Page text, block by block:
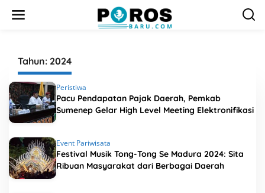
Tahun: 2024
Peristiwa
Pacu Pendapatan Pajak Daerah, Pemkab
Sumenep Gelar High Level Meeting Elektronifikasi
Event Pariwisata
Festival Musik Tong-Tong Se Madura 2024: Sita
Ribuan Masyarakat dari Berbagai Daerah